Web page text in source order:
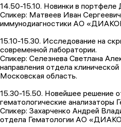
14.50-15.10. Новинки в
Спикер: Матвеев Иван
иммунодиагностики АО
15.10-15.30. Исследование на
современной лаборатории.
Спикер: Селезнева Светлана
направления отдела
Московская область.
15.30-15.50. Новейшее решение
гематологические
Спикер: Захарченко Андрей
отдела Гематологии АО